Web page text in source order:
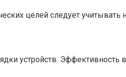
целей следует
устройств.